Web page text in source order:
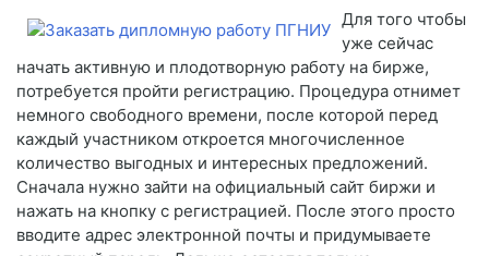
Для того чтобы
уже сейчас
начать активную и плодотворную работу на бирже,
потребуется пройти регистрацию. Процедура отнимет
немного свободного времени, после которой перед
каждый участником откроется многочисленное
количество выгодных и интересных предложений.
Сначала нужно зайти на официальный сайт биржи и
нажать на кнопку с регистрацией. После этого просто
вводите адрес электронной почты и придумываете